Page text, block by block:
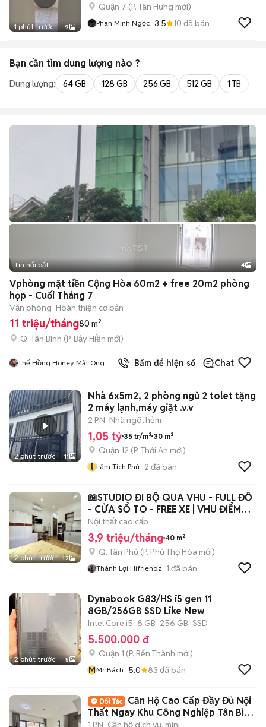
1 phút trước 9
Quận 7 (P. Tân Hưng mới)
Phan Minh Ngọc 3.5 10 đã bán
Bạn cần tìm dung lượng nào ?
Dung lượng: 64 GB 128 GB 256 GB 512 GB 1 TB
Tin nổi bật 4
Vphòng mặt tiền Cộng Hòa 60m2 + free 20m2 phòng
họp - Cuối Tháng 7
Văn phòng Hoàn thiện cơ bản
11 triệu/tháng80 m²
Q. Tân Bình (P. Bảy Hiền mới)
Thế Hồng Honey Mật Ong
6đã bán
Bấm để hiện số Chat
2 phút trước 11
Nhà 6x5m2, 2 phòng ngủ 2 tolet tặng
2 máy lạnh,máy giặt .v.v
2 PN Nhà ngõ, hẻm
1,05 tỷ 35 tr/m² 30 m²
Quận 12 (P. Thới An mới)
l Lâm Tích Phú 2 đã bán
2 phút trước 12
📖STUDIO ĐI BỘ QUA VHU - FULL ĐỒ
- CỬA SỔ TO - FREE XE | VHU ĐIỂM
DANH
Nội thất cao cấp
3,9 triệu/tháng 40 m²
Q. Tân Phú (P. Phú Thọ Hòa mới)
Thành Lợi Hifriendz 1 đã bán
2 phút trước 5
Dynabook G83/HS i5 gen 11
8GB/256GB SSD Like New
Intel Core i5 8 GB 256 GB SSD
5.500.000 đ
Quận 1 (P. Bến Thành mới)
MMr Bách 5.0 83 đã bán
Căn Hộ Cao Cấp Đầy Đủ Nội
Thất Ngay Khu Công Nghiệp Tân Bình
- Etown
1 PN Căn hộ dịch vụ, mini